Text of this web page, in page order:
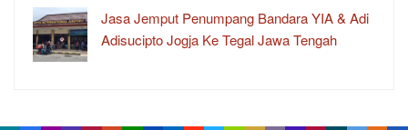
Jasa Jemput Penumpang Bandara YIA & Adi
Adisucipto Jogja Ke Tegal Jawa Tengah